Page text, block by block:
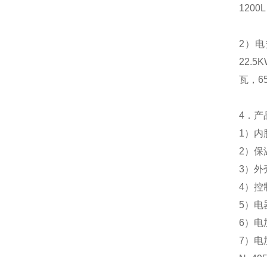
1200L
2 ）
瓦，
4 ．
1） 内
2） 保
3）外
4）控
5）电
6）电
7）电